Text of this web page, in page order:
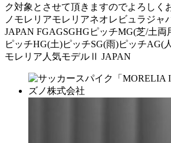
ク対象とさせて頂きますのでよろしく
ノモレリアモレリアネオレビュラジャ
JAPAN FGAGSGHGピッチMG(芝/土両
ピッチHG(土)ピッチSG(雨)ピッチAG(
モレリア人気モデルⅡ JAPAN